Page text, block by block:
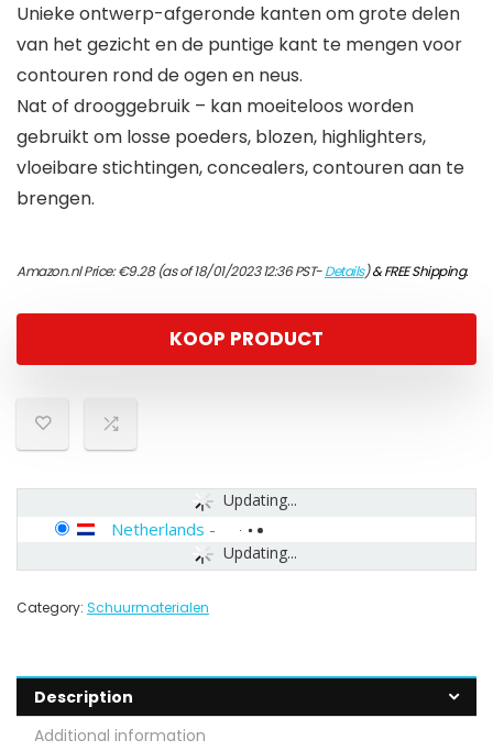
Unieke ontwerp-afgeronde kanten om grote delen
van het gezicht en de puntige kant te mengen voor
contouren rond de ogen en neus.
Nat of drooggebruik – kan moeiteloos worden
gebruikt om losse poeders, blozen, highlighters,
vloeibare stichtingen, concealers, contouren aan te
brengen.
Amazon.nl Price:€9.28(as of 18/01/2023 12:36 PST-Details)&FREE Shipping.
KOOP PRODUCT
Updating...
Updating...
Netherlands -
Category: Schuurmaterialen
Description
Additional information